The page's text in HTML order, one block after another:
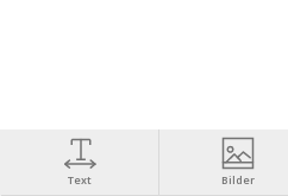
Text Bilder